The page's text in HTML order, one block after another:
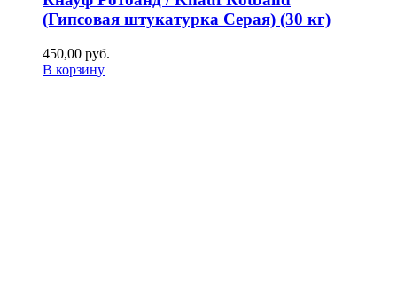
(Гипсовая штукатурка Серая) (30 кг)
450,00 руб.
В корзину